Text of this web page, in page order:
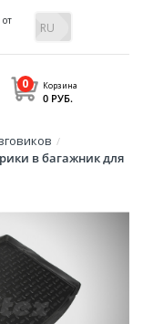
Корзина
0
0 РУБ.
/
в багажник для